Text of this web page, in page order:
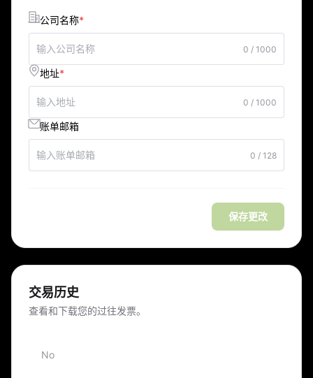
公司名称*
0 / 1000
地址*
0 / 1000
账单邮箱
0 / 128
保存更改
交易历史
查看和下载您的过往发票。
No